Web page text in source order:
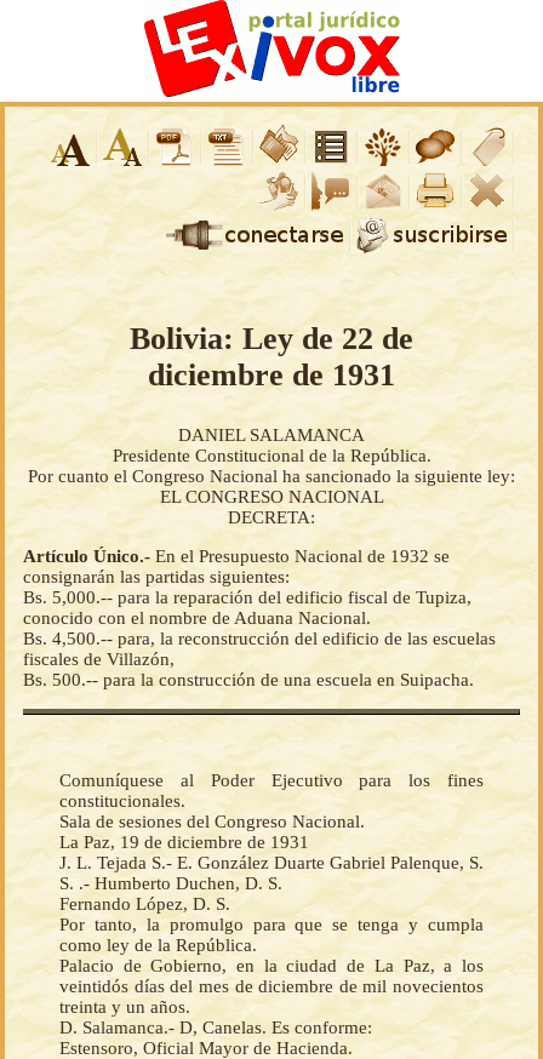
Bolivia: Ley de 22 de
diciembre de 1931
DANIEL SALAMANCA
Presidente Constitucional de la República.
Por cuanto el Congreso Nacional ha sancionado la siguiente ley:
EL CONGRESO NACIONAL
DECRETA:
Artículo Único.- En el Presupuesto Nacional de 1932 se
consignarán las partidas siguientes:
Bs. 5,000.-- para la reparación del edificio fiscal de Tupiza,
conocido con el nombre de Aduana Nacional.
Bs. 4,500.-- para, la reconstrucción del edificio de las escuelas
fiscales de Villazón,
Bs. 500.-- para la construcción de una escuela en Suipacha.
Comuníquese al Poder Ejecutivo para los fines
constitucionales.
Sala de sesiones del Congreso Nacional.
La Paz, 19 de diciembre de 1931
J. L. Tejada S.- E. González Duarte Gabriel Palenque, S.
S. .- Humberto Duchen, D. S.
Fernando López, D. S.
Por tanto, la promulgo para que se tenga y cumpla
como ley de la República.
Palacio de Gobierno, en la ciudad de La Paz, a los
veintidós días del mes de diciembre de mil novecientos
treinta y un años.
D. Salamanca.- D, Canelas. Es conforme:
Estensoro, Oficial Mayor de Hacienda.